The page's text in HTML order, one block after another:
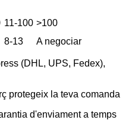
11-100 >100
8-13 A negociar
(DHL, UPS, Fedex),
protegeix la teva comanda
d'enviament a temps